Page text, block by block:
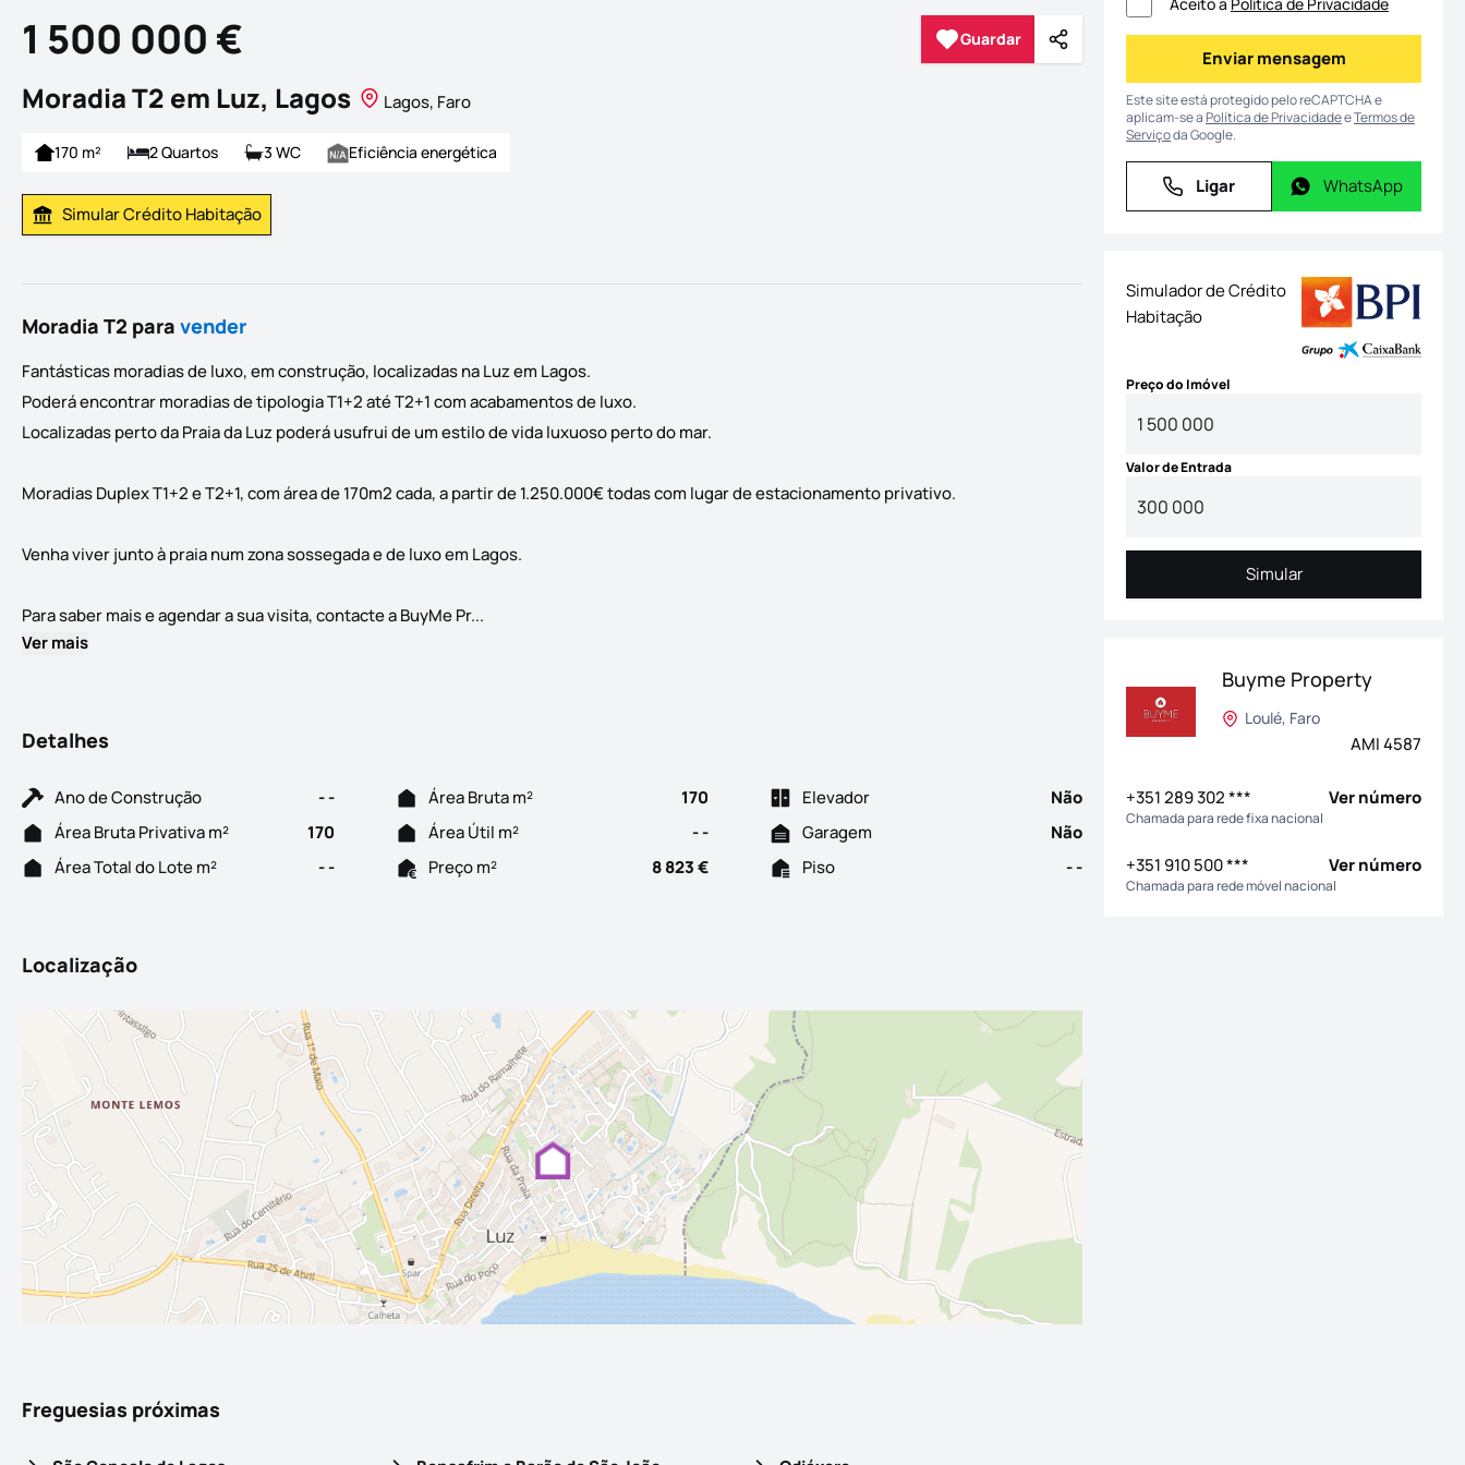
1 500 000 € Guardar
Guardar Partilhar
Moradia T2 em Luz, Lagos Lagos, Faro
170 m² 2 Quartos 3 WC Eficiência energética
Simular Prestação
Simular Crédito Habitação
Moradia T2 para vender
Fantásticas moradias de luxo, em construção, localizadas na Luz em Lagos.
Poderá encontrar moradias de tipologia T1+2 até T2+1 com acabamentos de luxo.
Localizadas perto da Praia da Luz poderá usufrui de um estilo de vida luxuoso perto do mar.
Moradias Duplex T1+2 e T2+1, com área de 170m2 cada, a partir de 1.250.000€ todas com lugar de estacionamento privativo.
Venha viver junto à praia num zona sossegada e de luxo em Lagos.
Para saber mais e agendar a sua visita, contacte a BuyMe Pr...
Ver mais
Detalhes
Ano de Construção - - Área Bruta m² 170 Elevador
Não
Área Bruta Privativa m²
170 Área Útil m² - - Garagem
Não
Área Total do Lote m²
- - Preço m² 8 823 € Piso - -
Localização
Freguesias próximas
Enviar mensagem
Enviar mensagem
Este site está protegido pelo reCAPTCHA e
aplicam-se aPolítica de PrivacidadeeTermos de
Serviçoda Google.
Ligar
Ligar WhatsApp
WhatsApp
Simulador de Crédito
Habitação
Preço do Imóvel
Valor de Entrada
Simular
Simular
Buyme Property
Loulé, Faro
AMI 4587
+351 289 302 *** Ver número
Chamada para rede fixa nacional
+351 910 500 *** Ver número
Chamada para rede móvel nacional